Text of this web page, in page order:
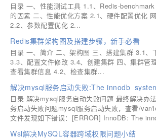
目录 一、性能测试工具 1.1、Redis-
的因素 二、性能优化方案 2.1、硬件配置优化
2.2、参数配置优化 2...
Redis集群架构图及搭建步骤，新手必看
目录 一、简介 二、架构图 三、搭建集群 3.1、
3.3、配置文件修改 3.4、创建集群 四、集群管
查看集群信息 4.2、检查集群...
目录 解决mysql服务启动失败问题 最终解决办
务启动失败问题mysql服务启动失败，查看/
文件发现如下错误：[ERROR] InnoDB: The
Wsl解决MySQL容器跨域权限问题小结